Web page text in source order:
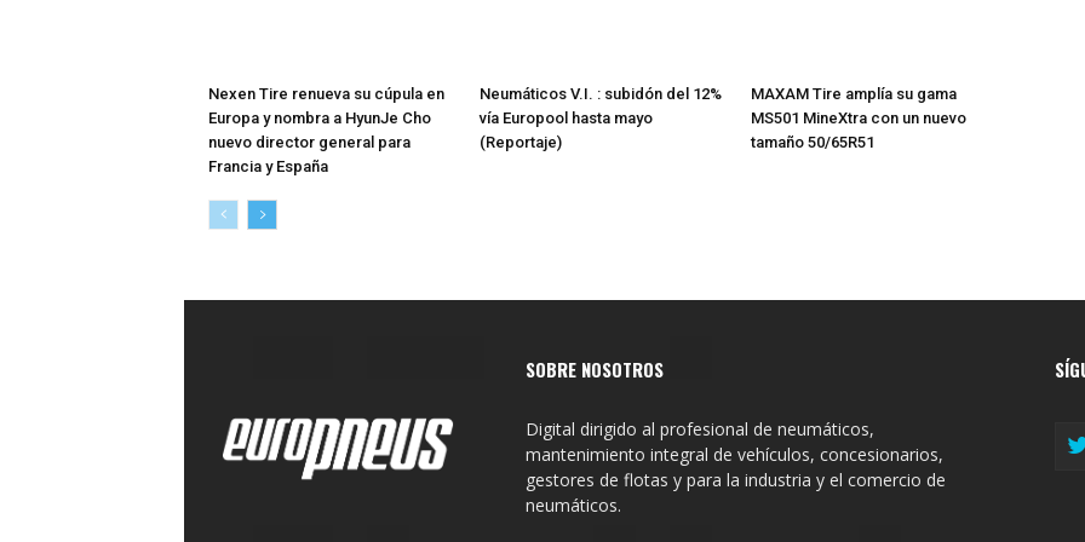
Nexen Tire renueva su cúpula en
Europa y nombra a HyunJe Cho
nuevo director general para
Francia y España
Neumáticos V.I. : subidón del 12%
vía Europool hasta mayo
(Reportaje)
MAXAM Tire amplía su gama
MS501 MineXtra con un nuevo
tamaño 50/65R51
SOBRE NOSOTROS
Digital dirigido al profesional de neumáticos,
mantenimiento integral de vehículos, concesionarios,
gestores de flotas y para la industria y el comercio de
neumáticos.